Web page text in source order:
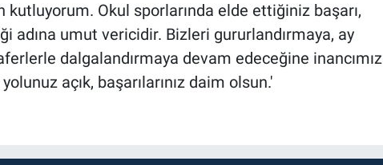
kutluyorum. Okul sporlarında elde ettiğiniz başarı,
adına umut vericidir. Bizleri gururlandırmaya, ay
dalgalandırmaya devam edeceğine inancımız
açık, başarılarınız daim olsun.'